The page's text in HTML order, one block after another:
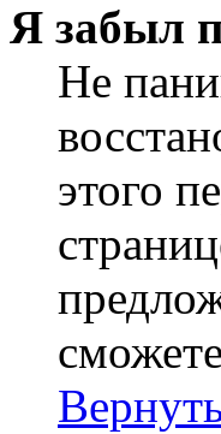
Я забыл
Не
этого